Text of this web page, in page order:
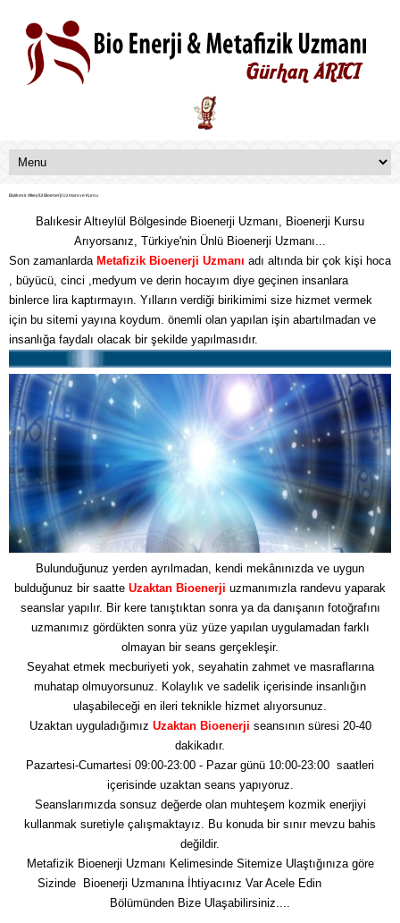
Balıkesir Altıeylül Bioenerji Uzmanı ve Kursu
Balıkesir Altıeylül Bölgesinde Bioenerji Uzmanı, Bioenerji Kursu
Arıyorsanız, Türkiye'nin Ünlü Bioenerji Uzmanı...
Son zamanlarda Metafizik Bioenerji Uzmanı adı altında bir çok kişi hoca
, büyücü, cinci ,medyum ve derin hocayım diye geçinen insanlara
binlerce lira kaptırmayın. Yılların verdiği birikimimi size hizmet vermek
için bu sitemi yayına koydum. önemli olan yapılan işin abartılmadan ve
insanlığa faydalı olacak bir şekilde yapılmasıdır.
Bulunduğunuz yerden ayrılmadan, kendi mekânınızda ve uygun
bulduğunuz bir saatte Uzaktan Bioenerji uzmanımızla randevu yaparak
seanslar yapılır. Bir kere tanıştıktan sonra ya da danışanın fotoğrafını
uzmanımız gördükten sonra yüz yüze yapılan uygulamadan farklı
olmayan bir seans gerçekleşir.
Seyahat etmek mecburiyeti yok, seyahatin zahmet ve masraflarına
muhatap olmuyorsunuz. Kolaylık ve sadelik içerisinde insanlığın
ulaşabileceği en ileri teknikle hizmet alıyorsunuz.
Uzaktan uyguladığımız Uzaktan Bioenerji seansının süresi 20-40
dakikadır.
Pazartesi-Cumartesi 09:00-23:00 - Pazar günü 10:00-23:00 saatleri
içerisinde uzaktan seans yapıyoruz.
Seanslarımızda sonsuz değerde olan muhteşem kozmik enerjiyi
kullanmak suretiyle çalışmaktayız. Bu konuda bir sınır mevzu bahis
değildir.
Metafizik Bioenerji Uzmanı Kelimesinde Sitemize Ulaştığınıza göre
Sizinde Bioenerji Uzmanına İhtiyacınız Var Acele Edin
Bölümünden Bize Ulaşabilirsiniz....